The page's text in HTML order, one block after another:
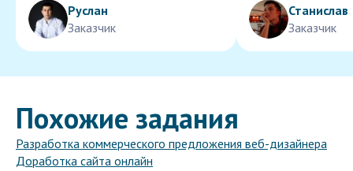
Руслан
Заказчик
Станислав
Заказчик
Похожие задания
Разработка коммерческого предложения веб-дизайнера
Доработка сайта онлайн